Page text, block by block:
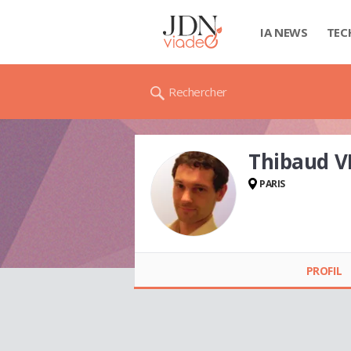
IA NEWS
Rechercher
Thibaud
PARIS
PROFIL